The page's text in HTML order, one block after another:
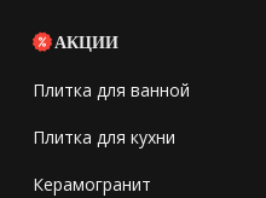
АКЦИИ
Плитка для ванной
Плитка для кухни
Керамогранит